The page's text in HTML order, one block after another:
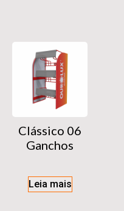
Clássico 06
Ganchos
Leia mais